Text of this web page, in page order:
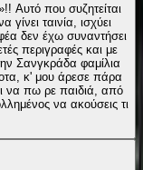
Αυτό που συζητείται
γίνει ταινία, ισχύει
δεν έχω συναντήσει
περιγραφές και με
Σανγκράδα φαμίλια
κ' μου άρεσε πάρα
να πω ρε παιδιά, από
να ακούσεις τι